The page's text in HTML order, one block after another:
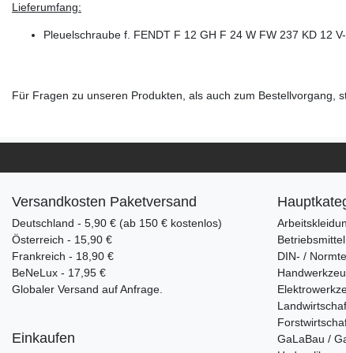
Lieferumfang:
Pleuelschraube f. FENDT F 12 GH F 24 W FW 237 KD 12
Für Fragen zu unseren Produkten, als auch zum Bestellvorgang,
Versandkosten Paketversand
Deutschland - 5,90 € (ab 150 € kostenlos)
Österreich - 15,90 €
Frankreich - 18,90 €
BeNeLux - 17,95 €
Globaler Versand auf Anfrage.
Einkaufen
Betriebsmittel
DIN- /
GaLaBau /